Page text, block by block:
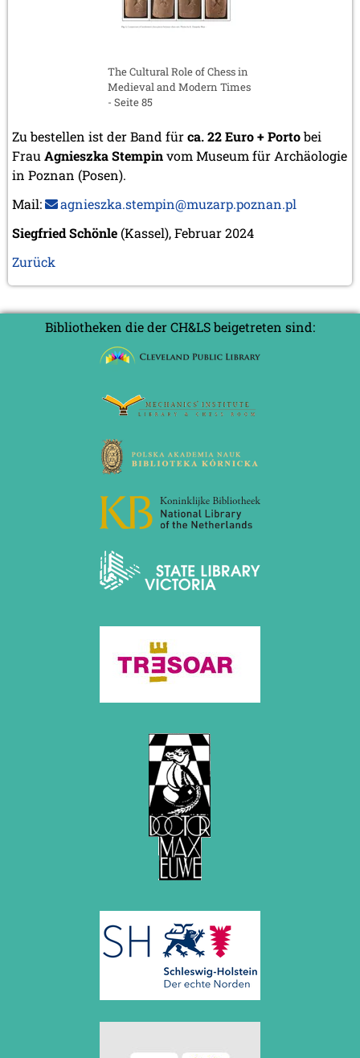
The Cultural Role of Chess in
Medieval and Modern Times
- Seite 85
Zu bestellen ist der Band fürca. 22 Euro + Portobei
Frau Agnieszka Stempinvom Museum für Archäologie
in Poznan (Posen).
Mail:
agnieszka.stempin@muzarp.poznan.pl
Siegfried Schönle(Kassel), Februar 2024
Zurück
Bibliotheken die der CH&LS beigetreten sind: